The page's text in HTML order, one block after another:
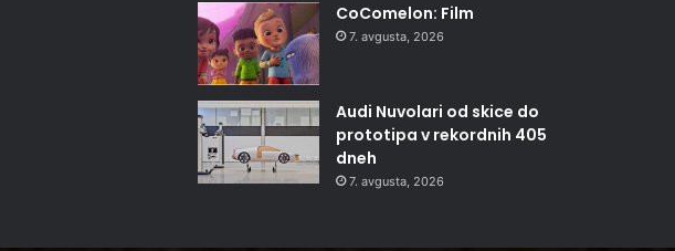
CoComelon: Film
7. avgusta, 2026
Audi Nuvolari od skice do
prototipa v rekordnih 405
dneh
7. avgusta, 2026